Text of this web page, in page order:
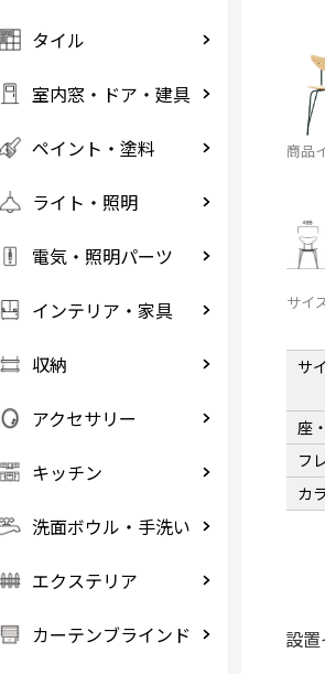
商品
サイ
サ
座
フ
カ
設
タイル
室内窓・ドア・建具
ペイント・塗料
ライト・照明
電気・照明パーツ
インテリア・家具
収納
アクセサリー
キッチン
洗面ボウル・手洗い
エクステリア
カーテンブラインド